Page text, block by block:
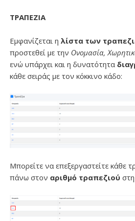
ΤΡΑΠΕΖΙΑ
Εμφανίζεται η λίστα των
προστεθεί με την Ονομασία,
ενώ υπάρχει και η δυνατότητα
κάθε σειράς με τον κόκκινο κάδο:
Μπορείτε να επεξεργαστείτε κάθε
πάνω στον αριθμό τραπεζιού